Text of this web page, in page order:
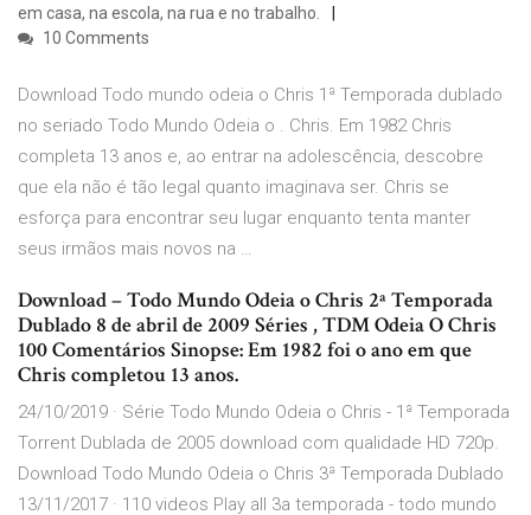
em casa, na escola, na rua e no trabalho.
10 Comments
Download Todo mundo odeia o Chris 1ª Temporada dublado
no seriado Todo Mundo Odeia o . Chris. Em 1982 Chris
completa 13 anos e, ao entrar na adolescência, descobre
que ela não é tão legal quanto imaginava ser. Chris se
esforça para encontrar seu lugar enquanto tenta manter
seus irmãos mais novos na …
Download – Todo Mundo Odeia o Chris 2ª Temporada
Dublado 8 de abril de 2009 Séries , TDM Odeia O Chris
100 Comentários Sinopse: Em 1982 foi o ano em que
Chris completou 13 anos.
24/10/2019 · Série Todo Mundo Odeia o Chris - 1ª Temporada
Torrent Dublada de 2005 download com qualidade HD 720p.
Download Todo Mundo Odeia o Chris 3ª Temporada Dublado
13/11/2017 · 110 videos Play all 3a temporada - todo mundo